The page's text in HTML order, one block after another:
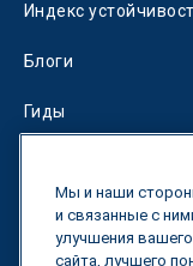
Индекс
Блоги
Гиды
Калькулятор
Мы и наши
и связанные с
улучшения
сайта, лучшего